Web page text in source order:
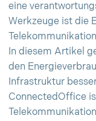
eine
Werkzeuge ist die
In diesem Artikel
den
Infrastruktur
ConnectedOffice